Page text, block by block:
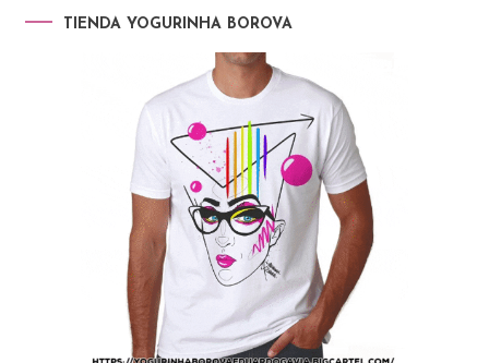
TIENDA YOGURINHA BOROVA